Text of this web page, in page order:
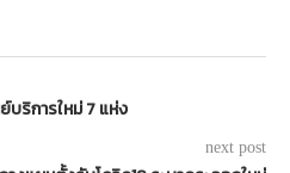
บริการใหม่ 7 แห่ง
next post